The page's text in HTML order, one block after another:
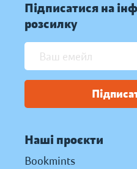
Підписатися на
розсилку
Наші проєкти
Bookmints